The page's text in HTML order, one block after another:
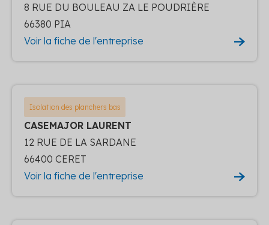
8 RUE DU BOULEAU ZA LE POUDRIÈRE
66380 PIA
Voir la fiche de l'entreprise
Isolation des planchers bas
CASEMAJOR LAURENT
12 RUE DE LA SARDANE
66400 CERET
Voir la fiche de l'entreprise